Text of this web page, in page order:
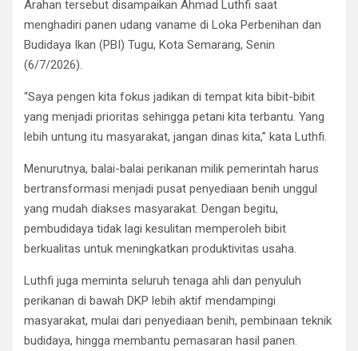
Arahan tersebut disampaikan Ahmad Luthfi saat
menghadiri panen udang vaname di Loka Perbenihan dan
Budidaya Ikan (PBI) Tugu, Kota Semarang, Senin
(6/7/2026).
“Saya pengen kita fokus jadikan di tempat kita bibit-bibit
yang menjadi prioritas sehingga petani kita terbantu. Yang
lebih untung itu masyarakat, jangan dinas kita,” kata Luthfi.
Menurutnya, balai-balai perikanan milik pemerintah harus
bertransformasi menjadi pusat penyediaan benih unggul
yang mudah diakses masyarakat. Dengan begitu,
pembudidaya tidak lagi kesulitan memperoleh bibit
berkualitas untuk meningkatkan produktivitas usaha.
Luthfi juga meminta seluruh tenaga ahli dan penyuluh
perikanan di bawah DKP lebih aktif mendampingi
masyarakat, mulai dari penyediaan benih, pembinaan teknik
budidaya, hingga membantu pemasaran hasil panen.